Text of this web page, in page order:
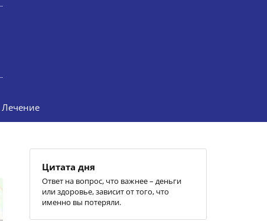
Лечение
Цитата дня
Ответ на вопрос, что важнее – деньги
или здоровье, зависит от того, что
именно вы потеряли.